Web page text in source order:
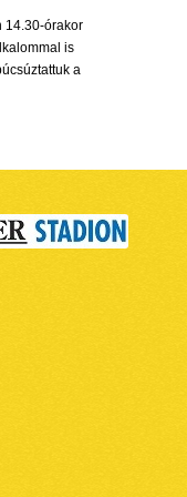
14.30-órakor
is
a